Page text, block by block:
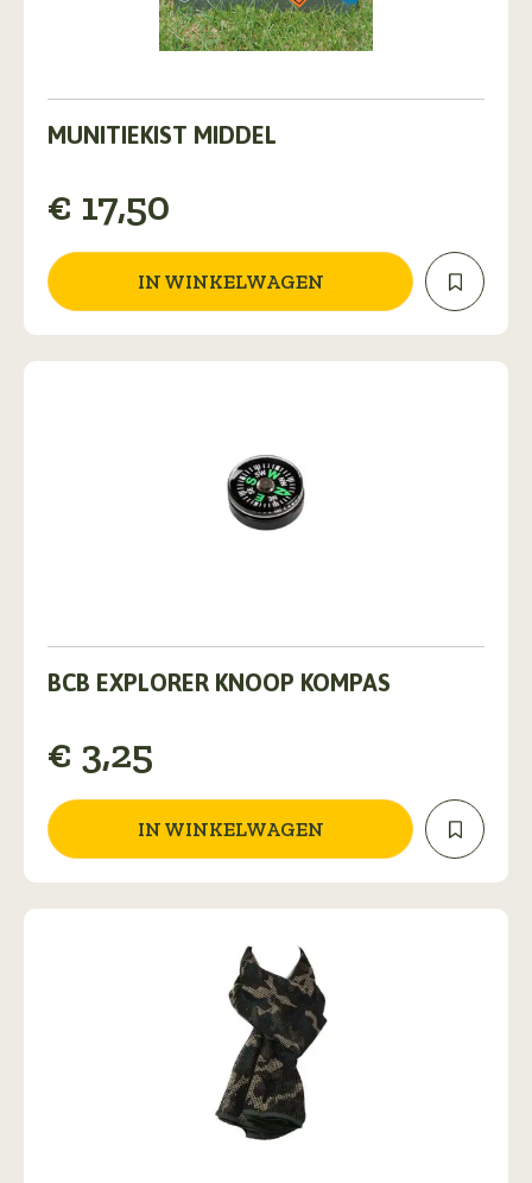
MUNITIEKIST MIDDEL
€ 17,50
IN WINKELWAGEN
BCB EXPLORER KNOOP KOMPAS
€ 3,25
IN WINKELWAGEN